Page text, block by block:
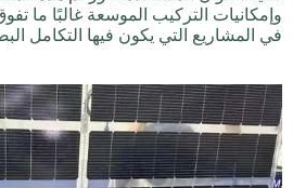
وإمكانيات التركيب الموسعة غالبًا ما
في المشاريع التي يكون فيها التكامل